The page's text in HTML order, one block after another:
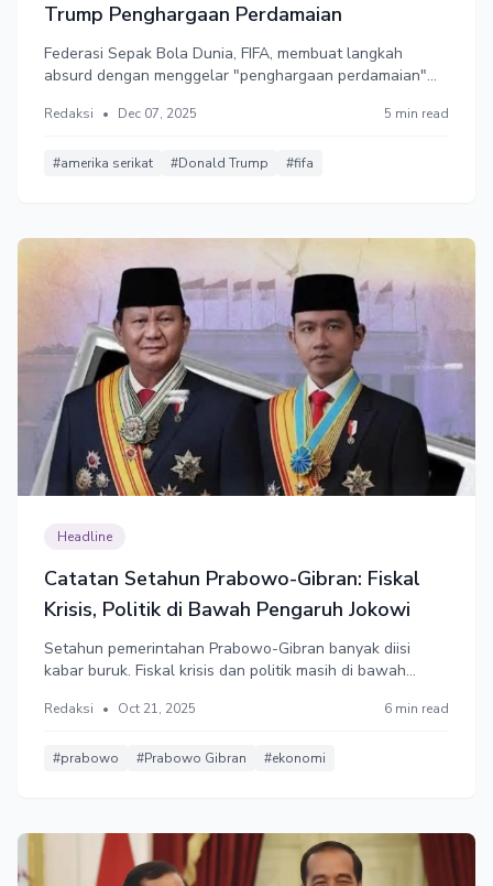
Trump Penghargaan Perdamaian
Federasi Sepak Bola Dunia, FIFA, membuat langkah
absurd dengan menggelar "penghargaan perdamaian"
Organisasi sepak bola ini tak lagi malu menampilkan
hubungan erat dengan Trump.
Redaksi • Dec 07, 2025 5 min read
#amerika serikat #Donald Trump #fifa
Headline
Catatan Setahun Prabowo-Gibran: Fiskal
Krisis, Politik di Bawah Pengaruh Jokowi
Setahun pemerintahan Prabowo-Gibran banyak diisi
kabar buruk. Fiskal krisis dan politik masih di bawah
ketidakpuasan publik terhadap kinerja pemerintah sangat
Redaksi • Oct 21, 2025 6 min read
#prabowo #Prabowo Gibran #ekonomi